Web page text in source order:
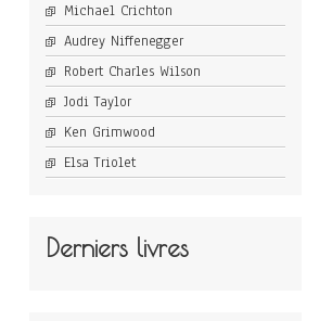
Michael Crichton
Audrey Niffenegger
Robert Charles Wilson
Jodi Taylor
Ken Grimwood
Elsa Triolet
Derniers livres